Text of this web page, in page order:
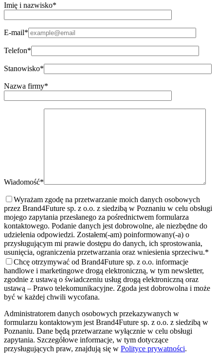
Imię i nazwisko*
E-mail*
Telefon*
Stanowisko*
Nazwa firmy*
Wiadomość*
Wyrażam zgodę na przetwarzanie moich danych osobowych
przez Brand4Future sp. z o.o. z siedzibą w Poznaniu w celu obsługi
mojego zapytania przesłanego za pośrednictwem formularza
kontaktowego. Podanie danych jest dobrowolne, ale niezbędne do
udzielenia odpowiedzi. Zostałem(-am) poinformowany(-a) o
przysługującym mi prawie dostępu do danych, ich sprostowania,
usunięcia, ograniczenia przetwarzania oraz wniesienia sprzeciwu.*
Chcę otrzymywać od Brand4Future sp. z o.o. informacje
handlowe i marketingowe drogą elektroniczną, w tym newsletter,
zgodnie z ustawą o świadczeniu usług drogą elektroniczną oraz
ustawą – Prawo telekomunikacyjne. Zgoda jest dobrowolna i może
być w każdej chwili wycofana.
Administratorem danych osobowych przekazywanych w
formularzu kontaktowym jest Brand4Future sp. z o.o. z siedzibą w
Poznaniu. Dane będą przetwarzane wyłącznie w celu obsługi
zapytania. Szczegółowe informacje, w tym dotyczące
przysługujących praw, znajdują się w Polityce prywatności.